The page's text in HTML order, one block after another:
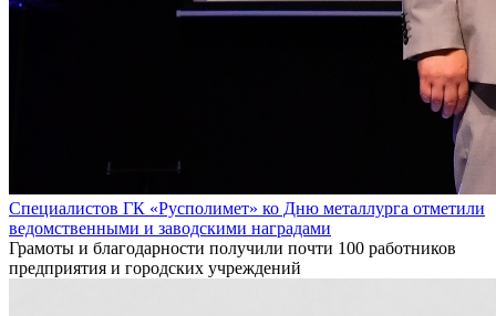
Специалистов ГК «Русполимет» ко Дню металлурга отметили
ведомственными и заводскими наградами
Грамоты и благодарности получили почти 100 работников
предприятия и городских учреждений